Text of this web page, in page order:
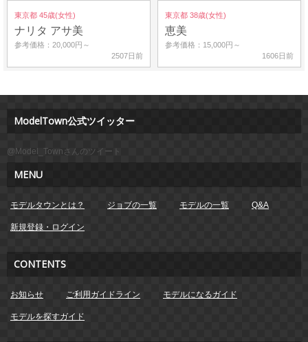
東京都 45歳(女性)
ナリタ アサ美
参考価格：20,000円～
2507日前
東京都 38歳(女性)
恵美
参考価格：15,000円～
1606日前
ModelTown公式ツイッター
@Model_Townさんのツイート
MENU
モデルタウンとは？ ジョブの一覧 モデルの一覧 Q&A
新規登録・ログイン
CONTENTS
お知らせ ご利用ガイドライン モデルになるガイド
モデルを探すガイド